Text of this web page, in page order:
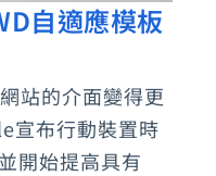
自適應模板
站的介面變得更
宣布行動裝置時
開始提高具有